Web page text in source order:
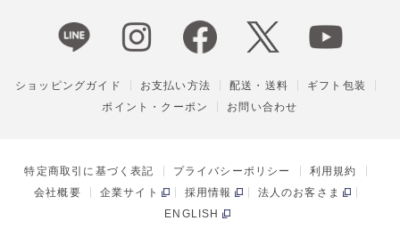
ショッピングガイド お支払い方法 配送・送料
ギフト包装
ポイント・クーポン
お問い合わせ
特定商取引に基づく表記 プライバシーポリシー
利用規約
会社概要
企業サイト 採用情報
法人のお客さま
ENGLISH